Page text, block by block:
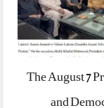
The August 7
and